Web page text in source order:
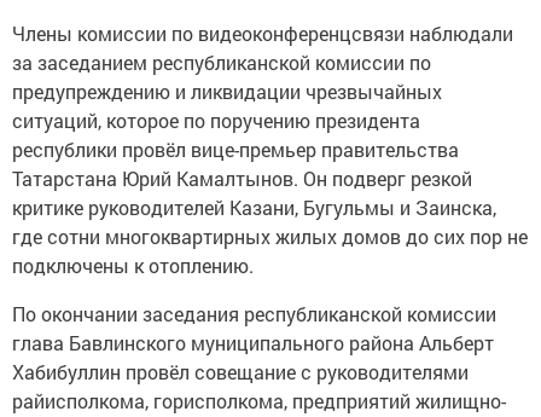
Члены комиссии по видеоконференцсвязи наблюдали
за заседанием республиканской комиссии по
предупреждению и ликвидации чрезвычайных
ситуаций, которое по поручению президента
республики провёл вице-премьер правительства
Татарстана Юрий Камалтынов. Он подверг резкой
критике руководителей Казани, Бугульмы и Заинска,
где сотни многоквартирных жилых домов до сих пор не
подключены к отоплению.
По окончании заседания республиканской комиссии
глава Бавлинского муниципального района Альберт
Хабибуллин провёл совещание с руководителями
райисполкома, горисполкома, предприятий жилищно-